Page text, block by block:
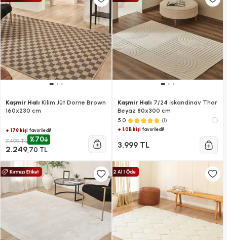
Kaşmir Halı Kilim Jüt Dorne Brown
160x230 cm
+ 178 kişi favoriledi!
7.499 TL %70
2.249,70 TL
Kaşmir Halı 7/24 İskandinav Thor
Beyaz 80x300 cm
5.0 (1)
+ 1.0B kişifavoriledi!
3.999 TL